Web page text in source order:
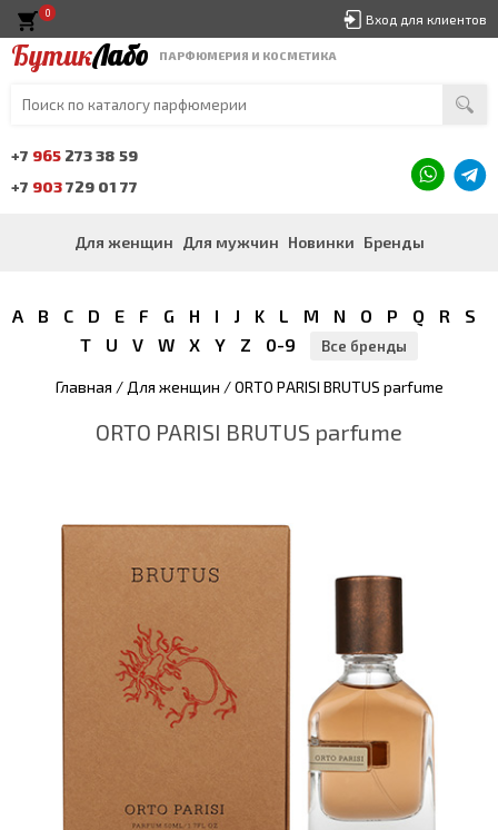
Вход для клиентов
БутикЛабо ПАРФЮМЕРИЯ И КОСМЕТИКА
+7 965 273 38 59
+7 903729 01 77
Для женщин Для мужчин Новинки Бренды
0
A B C D E F G H I J K L M N O P Q R
S
T
U V W X Y Z 0-9 Все бренды
Главная / Для женщин / ORTO PARISI BRUTUS parfume
ORTO PARISI BRUTUS parfume